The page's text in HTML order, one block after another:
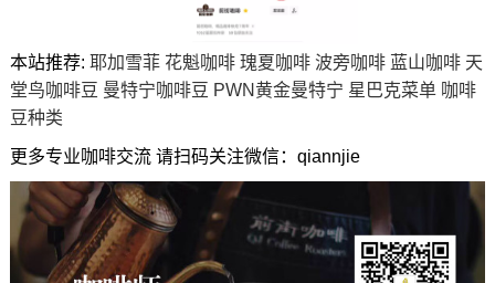
本站推荐: 耶加雪菲 花魁咖啡 瑰夏咖啡 波旁咖啡 蓝山咖啡 天
堂鸟咖啡豆 曼特宁咖啡豆 PWN黄金曼特宁 星巴克菜单 咖啡
豆种类
更多专业咖啡交流 请扫码关注微信：qiannjie